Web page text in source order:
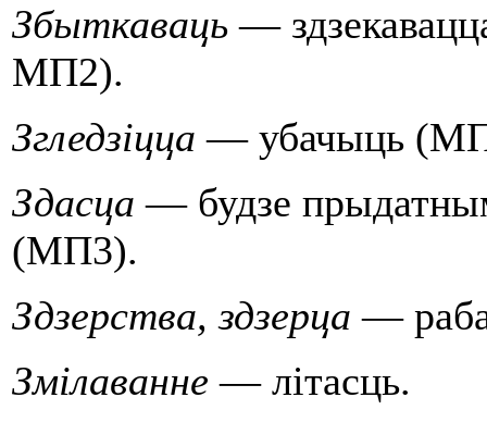
Збыткаваць—
МП2).
Згледзiцца — убачыць
Здасца — будзе
(МП3).
Здзерства, здзерца—
Змiлаванне — лiтасць.